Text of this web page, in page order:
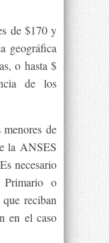
de $170 y
geográfica
o hasta $
de los
de
la ANSES
necesario
o
reciban
en el caso